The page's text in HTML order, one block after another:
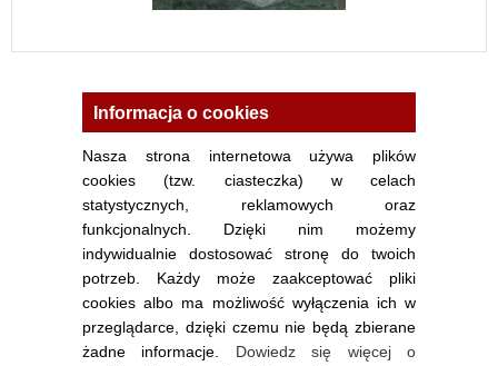
Informacja o cookies
Nasza strona internetowa używa plików
cookies (tzw. ciasteczka) w celach
statystycznych, reklamowych oraz
funkcjonalnych. Dzięki nim możemy
indywidualnie dostosować stronę do twoich
potrzeb. Każdy może zaakceptować pliki
cookies albo ma możliwość wyłączenia ich w
przeglądarce, dzięki czemu nie będą zbierane
żadne informacje. Dowiedz się więcej o